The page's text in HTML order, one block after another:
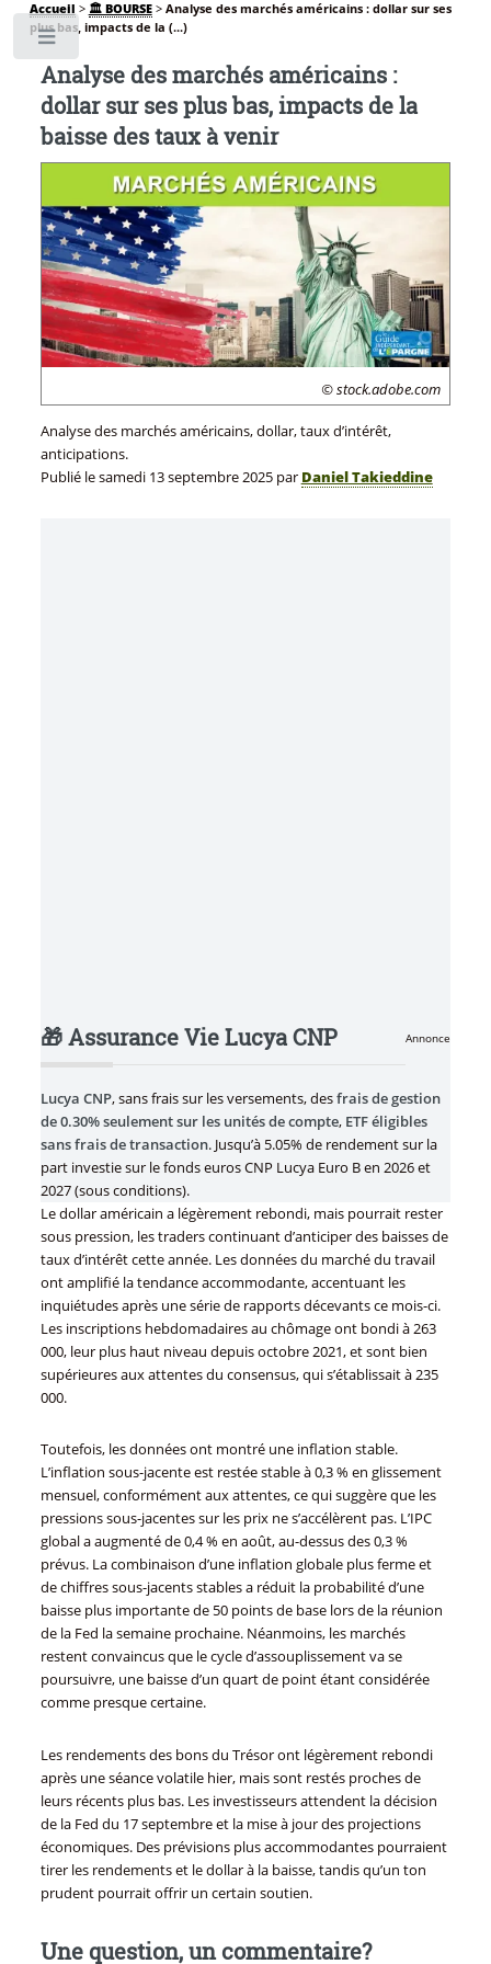
Accueil > 🏛️ BOURSE> Analyse des marchés américains : dollar sur ses
plus bas, impacts de la (...)
Analyse des marchés américains :
dollar sur ses plus bas, impacts de la
baisse des taux à venir
© stock.adobe.com
Analyse des marchés américains, dollar, taux d’intérêt,
anticipations.
Publié lesamedi 13 septembre 2025par Daniel Takieddine
Annonce
🎁 Assurance Vie Lucya CNP
Lucya CNP, sans frais sur les versements, desfrais de gestion
de 0.30% seulement sur les unités de compte, ETF éligibles
sans frais de transaction. Jusqu’à 5.05% de rendement sur la
part investie sur le fonds euros CNP Lucya Euro B en 2026 et
2027 (sous conditions).
Le dollar américain a légèrement rebondi, mais pourrait rester
sous pression, les traders continuant d’anticiper des baisses de
taux d’intérêt cette année. Les données du marché du travail
ont amplifié la tendance accommodante, accentuant les
inquiétudes après une série de rapports décevants ce mois-ci.
Les inscriptions hebdomadaires au chômage ont bondi à 263
000, leur plus haut niveau depuis octobre 2021, et sont bien
supérieures aux attentes du consensus, qui s’établissait à 235
000.
Toutefois, les données ont montré une inflation stable.
L’inflation sous-jacente est restée stable à 0,3 % en glissement
mensuel, conformément aux attentes, ce qui suggère que les
pressions sous-jacentes sur les prix ne s’accélèrent pas. L’IPC
global a augmenté de 0,4 % en août, au-dessus des 0,3 %
prévus. La combinaison d’une inflation globale plus ferme et
de chiffres sous-jacents stables a réduit la probabilité d’une
baisse plus importante de 50 points de base lors de la réunion
de la Fed la semaine prochaine. Néanmoins, les marchés
restent convaincus que le cycle d’assouplissement va se
poursuivre, une baisse d’un quart de point étant considérée
comme presque certaine.
Les rendements des bons du Trésor ont légèrement rebondi
après une séance volatile hier, mais sont restés proches de
leurs récents plus bas. Les investisseurs attendent la décision
de la Fed du 17 septembre et la mise à jour des projections
économiques. Des prévisions plus accommodantes pourraient
tirer les rendements et le dollar à la baisse, tandis qu’un ton
prudent pourrait offrir un certain soutien.
Une question, un commentaire?
Toggle